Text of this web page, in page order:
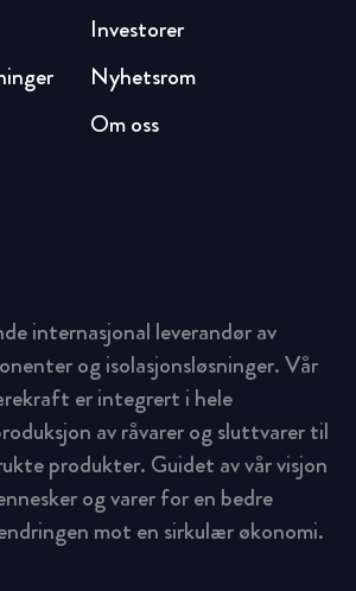
Investorer
Nyhetsrom
Om oss
internasjonal leverandør av
og isolasjonsløsninger. Vår
er integrert i hele
av råvarer og sluttvarer til
produkter. Guidet av vår visjon
og varer for en bedre
mot en sirkulær økonomi.